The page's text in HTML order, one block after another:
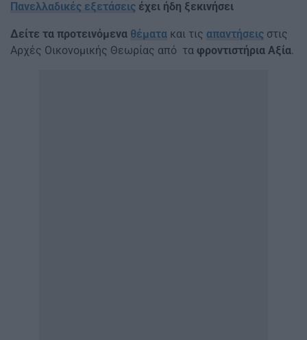
Πανελλαδικές εξετάσεις έχει ήδη ξεκινήσει
Δείτε τα προτεινόμενα θέματα και τις απαντήσεις στις
Αρχές Οικονομικής Θεωρίας από τα φροντιστήρια Αξία.